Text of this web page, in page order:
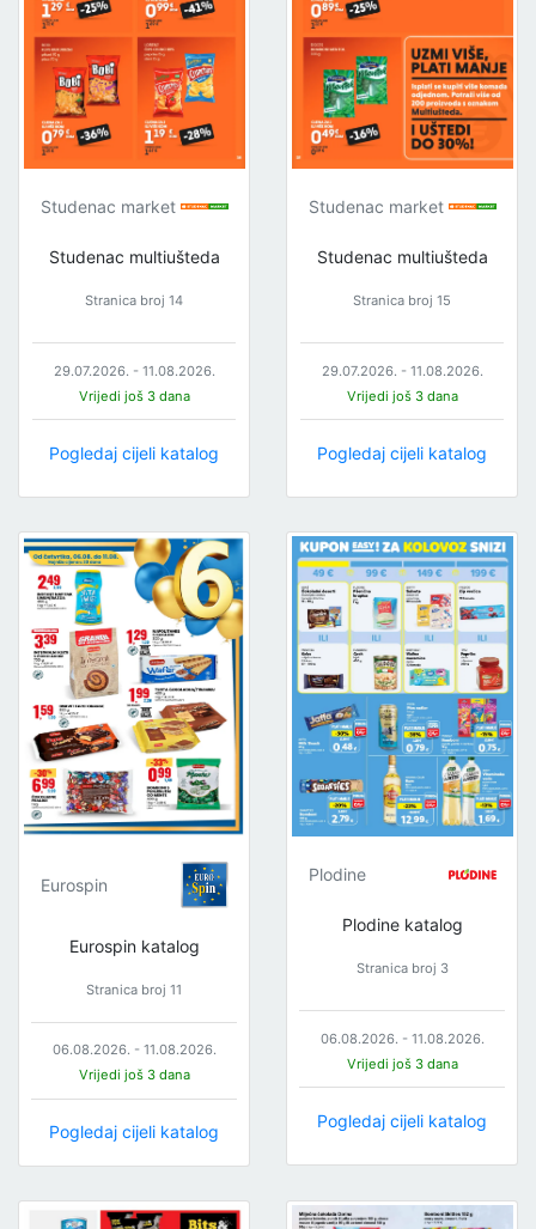
Studenac market
Studenac multiušteda
Stranica broj 14
29.07.2026. - 11.08.2026.
Vrijedi još 3 dana
Pogledaj cijeli katalog
Studenac market
Studenac multiušteda
Stranica broj 15
29.07.2026. - 11.08.2026.
Vrijedi još 3 dana
Pogledaj cijeli katalog
Eurospin
Eurospin katalog
Stranica broj 11
06.08.2026. - 11.08.2026.
Vrijedi još 3 dana
Pogledaj cijeli katalog
Plodine
Plodine katalog
Stranica broj 3
06.08.2026. - 11.08.2026.
Vrijedi još 3 dana
Pogledaj cijeli katalog